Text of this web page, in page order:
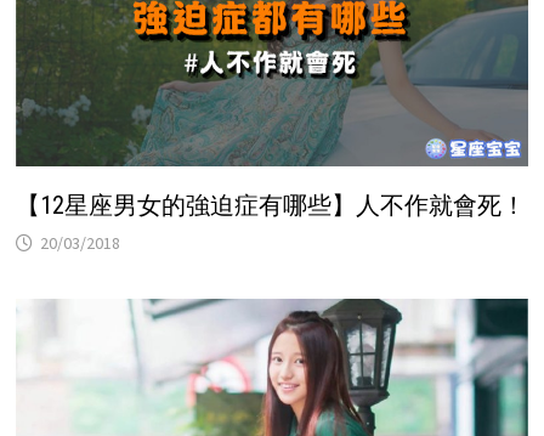
【12星座男女的強迫症有哪些】人不作就會死！
20/03/2018